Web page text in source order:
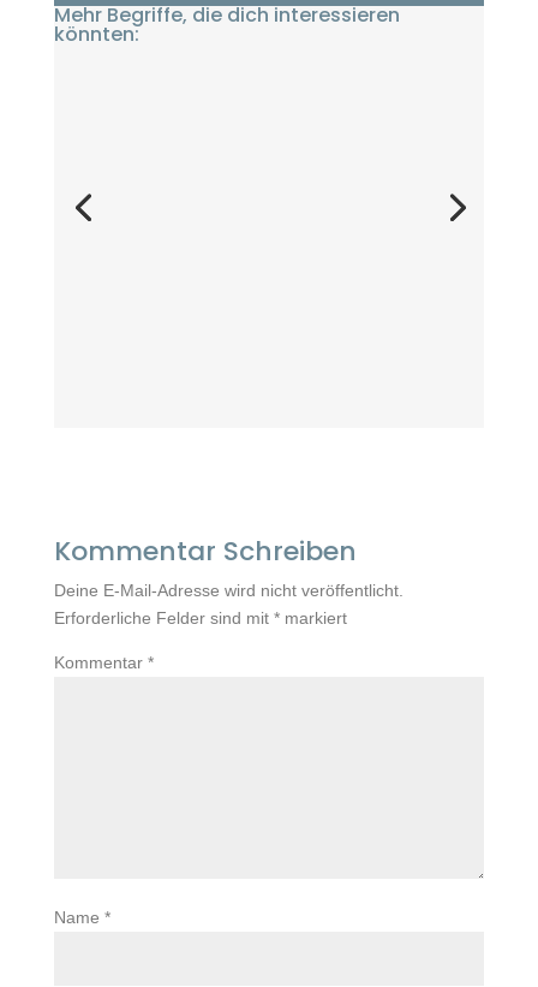
Mehr Begriffe, die dich interessieren
könnten:
Kommentar Schreiben
Deine E-Mail-Adresse wird nicht veröffentlicht.
Erforderliche Felder sind mit *markiert
Kommentar *
Name *